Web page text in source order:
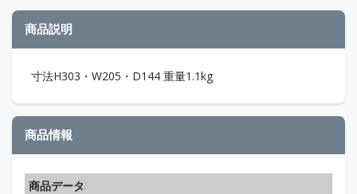
商品説明
寸法H303・W205・D144 重量1.1kg
商品情報
商品データ